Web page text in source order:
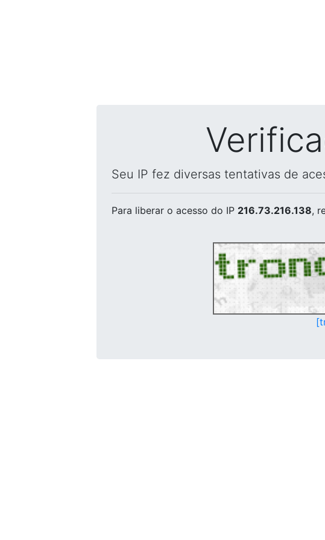
Seu IP fez diversas tentativas de
Para liberar o acesso do IP 216.73.216.138,